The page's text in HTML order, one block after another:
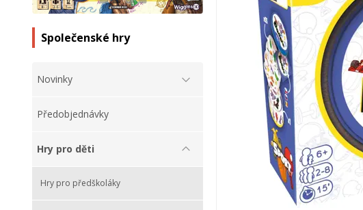
Společenské hry
Novinky
Předobjednávky
Hry pro děti
Hry pro předškoláky